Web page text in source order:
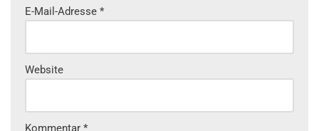
E-Mail-Adresse *
Website
Kommentar *